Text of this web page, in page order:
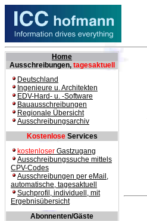
Home
Ausschreibungen, tagesaktuell
Deutschland
Ingenieure u. Architekten
EDV-Hard- u. -Software
Bauausschreibungen
Regionale Übersicht
Ausschreibungsarchiv
KostenloseServices
kostenloser Gastzugang
Ausschreibungssuche mittels
CPV-Codes
Ausschreibungen per eMail,
automatische, tagesaktuell
Suchprofil, individuell, mit
Ergebnisübersicht
Abonnenten/Gäste